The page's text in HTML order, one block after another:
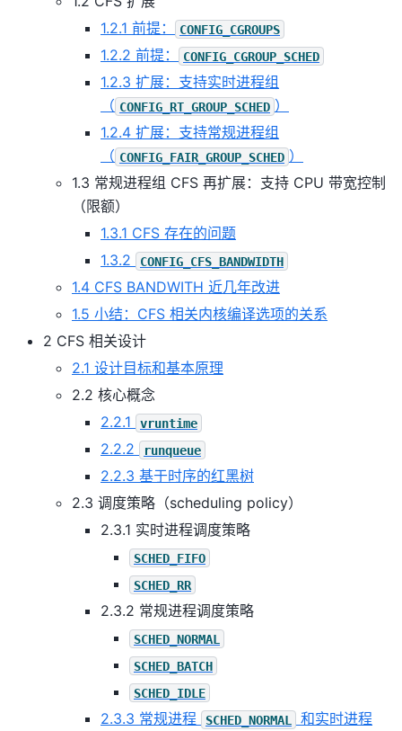
1.2.1 前提：
CONFIG_CGROUPS
1.2.2 前提： CONFIG_CGROUP_SCHED
1.2.3 扩展：支持实时进程组
（ CONFIG_RT_GROUP_SCHED ）
1.2.4 扩展：支持常规进程组
（ CONFIG_FAIR_GROUP_SCHED ）
1.3 常规进程组 CFS 再扩展：支持 CPU 带宽控制
（限额）
1.3.1 CFS 存在的问题
1.3.2
CONFIG_CFS_BANDWIDTH
1.4 CFS BANDWITH 近几年改进
1.5 小结：CFS 相关内核编译选项的关系
2 CFS 相关设计
2.1 设计目标和基本原理
2.2 核心概念
2.2.1
vruntime
2.2.2 runqueue
2.2.3 基于时序的红黑树
2.3 调度策略（scheduling policy）
2.3.1 实时进程调度策略
SCHED_FIFO
SCHED_RR
2.3.2 常规进程调度策略
SCHED_NORMAL
SCHED_BATCH
SCHED_IDLE
2.3.3 常规进程 SCHED_NORMAL 和实时进程